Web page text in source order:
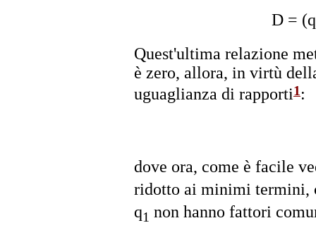
D = (q
Quest'ultima relazione
è zero, allora, in virtù
uguaglianza di rapporti1 :
dove ora, come è facile
ridotto ai minimi termini,
q1 non hanno fattori